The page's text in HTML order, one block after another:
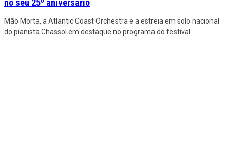
no seu 25º aniversário
Mão Morta, a Atlantic Coast Orchestra e a estreia em solo nacional
do pianista Chassol em destaque no programa do festival.